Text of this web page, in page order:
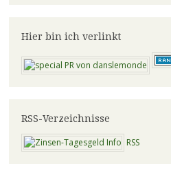
Hier bin ich verlinkt
RSS-Verzeichnisse
RSS